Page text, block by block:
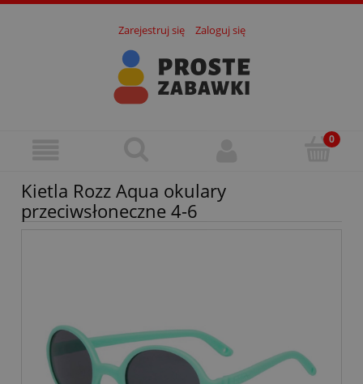
Zarejestruj się Zaloguj się
Kietla Rozz Aqua okulary
przeciwsłoneczne 4-6